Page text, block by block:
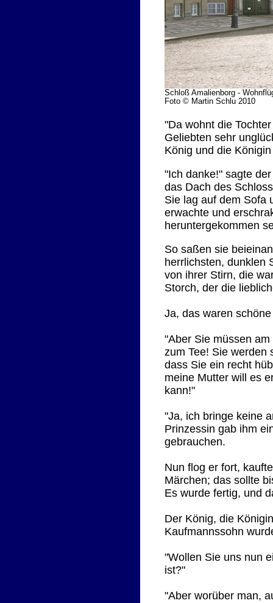
Schloß Amalienborg -
Foto © Martin Schlu 2010
"Da wohnt die
Geliebten sehr
König und die
"Ich danke!" sagte
das Dach des
Sie lag auf dem Sofa
erwachte und
heruntergekommen
So saßen sie
herrlichsten, dunklen
von ihrer Stirn, die
Storch, der die
Ja, das waren
"Aber Sie müssen
zum Tee! Sie werden
dass Sie ein recht
meine Mutter will es
kann!"
"Ja, ich bringe keine
Prinzessin gab ihm
gebrauchen.
Nun flog er fort,
Märchen; das sollte
Es wurde fertig, und
Der König, die
Kaufmannssohn
"Wollen Sie uns nun
ist?"
"Aber worüber man,